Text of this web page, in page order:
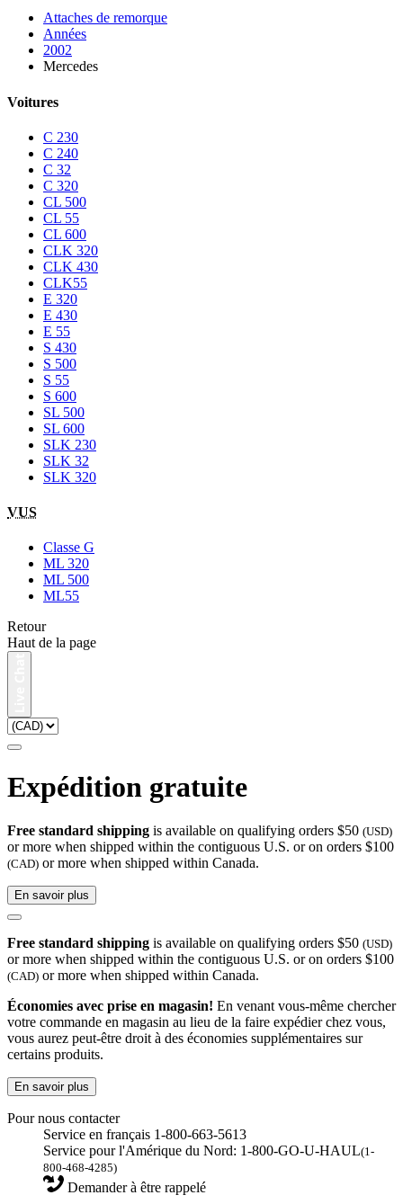
Attaches de remorque
Années
2002
Mercedes
Voitures
C 230
C 240
C 32
C 320
CL 500
CL 55
CL 600
CLK 320
CLK 430
CLK55
E 320
E 430
E 55
S 430
S 500
S 55
S 600
SL 500
SL 600
SLK 230
SLK 32
SLK 320
VUS
Classe G
ML 320
ML 500
ML55
Retour
Haut de la page
Expédition gratuite
Free standard shipping is available on qualifying orders $50 (USD)
or more when shipped within the contiguous U.S. or on orders $100
(CAD) or more when shipped within Canada.
En savoir plus
Free standard shipping is available on qualifying orders $50 (USD)
or more when shipped within the contiguous U.S. or on orders $100
(CAD) or more when shipped within Canada.
Économies avec prise en magasin! En venant vous-même chercher
votre commande en magasin au lieu de la faire expédier chez vous,
vous aurez peut-être droit à des économies supplémentaires sur
certains produits.
En savoir plus
Pour nous contacter
Service en français 1-800-663-5613
Service pour l'Amérique du Nord: 1-800-GO-U-HAUL(1-
800-468-4285)
Demander à être rappelé